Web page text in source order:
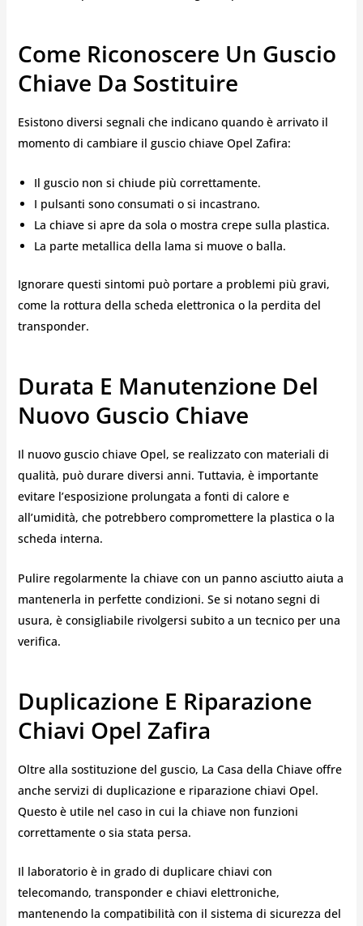
Come Riconoscere Un Guscio
Chiave Da Sostituire
Esistono diversi segnali che indicano quando è arrivato il
momento di cambiare il guscio chiave Opel Zafira:
Il guscio non si chiude più correttamente.
I pulsanti sono consumati o si incastrano.
La chiave si apre da sola o mostra crepe sulla plastica.
La parte metallica della lama si muove o balla.
Ignorare questi sintomi può portare a problemi più gravi,
come la rottura della scheda elettronica o la perdita del
transponder.
Durata E Manutenzione Del
Nuovo Guscio ChiAve
Il nuovo guscio chiave Opel, se realizzato con materiali di
qualità, può durare diversi anni. Tuttavia, è importante
evitare l’esposizione prolungata a fonti di calore e
all’umidità, che potrebbero compromettere la plastica o la
scheda interna.
Pulire regolarmente la chiave con un panno asciutto aiuta a
mantenerla in perfette condizioni. Se si notano segni di
usura, è consigliabile rivolgersi subito a un tecnico per una
verifica.
Duplicazione E Riparazione
Chiavi Opel Zafira
Oltre alla sostituzione del guscio, La Casa della Chiave offre
anche servizi di duplicazione e riparazione chiavi Opel.
Questo è utile nel caso in cui la chiave non funzioni
correttamente o sia stata persa.
Il laboratorio è in grado di duplicare chiavi con
telecomando, transponder e chiavi elettroniche,
mantenendo la compatibilità con il sistema di sicurezza del